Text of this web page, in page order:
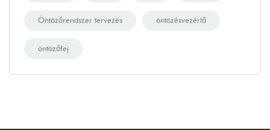
Öntözőrendszer tervezés öntözésvezérlő
öntözőfej